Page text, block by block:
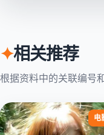
✦相关推荐
根据资料中的关联编号
电